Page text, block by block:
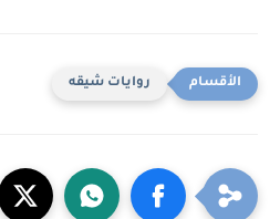
روايات شيقه